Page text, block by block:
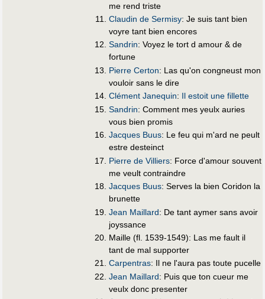
me rend triste
Claudin de Sermisy: Je suis tant bien
voyre tant bien encores
Sandrin: Voyez le tort d amour & de
fortune
Pierre Certon: Las qu'on congneust mon
vouloir sans le dire
Clément Janequin: Il estoit une fillette
Sandrin: Comment mes yeulx auries
vous bien promis
Jacques Buus: Le feu qui m'ard ne peult
estre desteinct
Pierre de Villiers: Force d'amour souvent
me veult contraindre
Jacques Buus: Serves la bien Coridon la
brunette
Jean Maillard: De tant aymer sans avoir
joyssance
Maille (fl. 1539-1549): Las me fault il
tant de mal supporter
Carpentras: Il ne l'aura pas toute pucelle
Jean Maillard: Puis que ton cueur me
veulx donc presenter